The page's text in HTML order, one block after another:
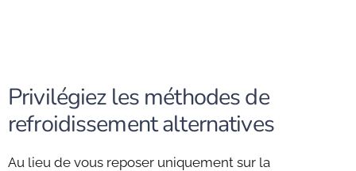
Privilégiez les méthodes de
refroidissement alternatives
Au lieu de vous reposer uniquement sur la